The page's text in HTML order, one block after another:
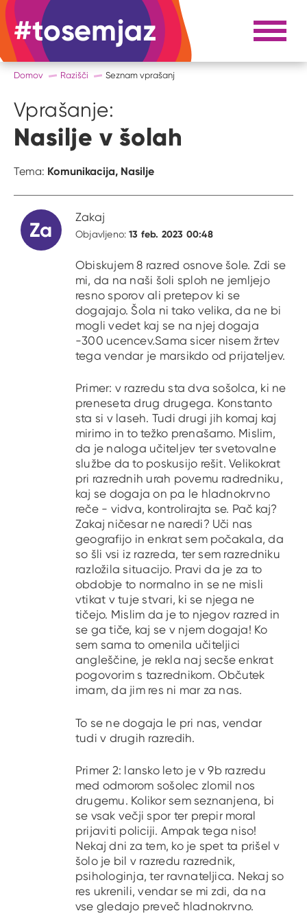
#tosemjaz #to sem jaz Razpri
Domov Razišči Seznam vprašanj
Vprašanje:
Nasilje v šolah
Tema: Komunikacija, Nasilje
Za
Zakaj
Objavljeno:13 feb. 2023 00:48
Obiskujem 8 razred osnove šole. Zdi se
mi, da na naši šoli sploh ne jemljejo
resno sporov ali pretepov ki se
dogajajo. Šola ni tako velika, da ne bi
mogli vedet kaj se na njej dogaja
-300 ucencev.Sama sicer nisem žrtev
tega vendar je marsikdo od prijateljev.
Primer: v razredu sta dva sošolca, ki ne
preneseta drug drugega. Konstanto
sta si v laseh. Tudi drugi jih komaj kaj
mirimo in to težko prenašamo. Mislim,
da je naloga učiteljev ter svetovalne
službe da to poskusijo rešit. Velikokrat
pri razrednih urah povemu radredniku,
kaj se dogaja on pa le hladnokrvno
reče - vidva, kontrolirajta se. Pač kaj?
Zakaj ničesar ne naredi? Uči nas
geografijo in enkrat sem počakala, da
so šli vsi iz razreda, ter sem razredniku
razložila situacijo. Pravi da je za to
obdobje to normalno in se ne misli
vtikat v tuje stvari, ki se njega ne
tičejo. Mislim da je to njegov razred in
se ga tiče, kaj se v njem dogaja! Ko
sem sama to omenila učiteljici
angleščine, je rekla naj secše enkrat
pogovorim s tazrednikom. Občutek
imam, da jim res ni mar za nas.
To se ne dogaja le pri nas, vendar
tudi v drugih razredih.
Primer 2: lansko leto je v 9b razredu
med odmorom sošolec zlomil nos
drugemu. Kolikor sem seznanjena, bi
se vsak večji spor ter prepir moral
prijaviti policiji. Ampak tega niso!
Nekaj dni za tem, ko je spet ta prišel v
šolo je bil v razredu razrednik,
psihologinja, ter ravnateljica. Nekaj so
res ukrenili, vendar se mi zdi, da na
vse gledajo preveč hladnokrvno.